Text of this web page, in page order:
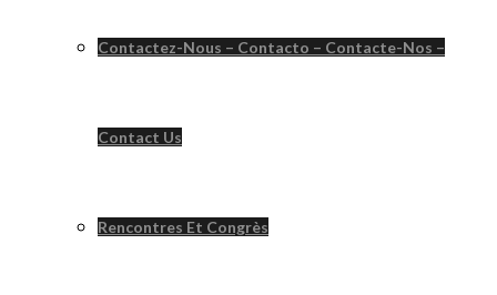
Contactez-Nous – Contacto – Contacte-Nos –
Contact Us
Rencontres Et Congrès